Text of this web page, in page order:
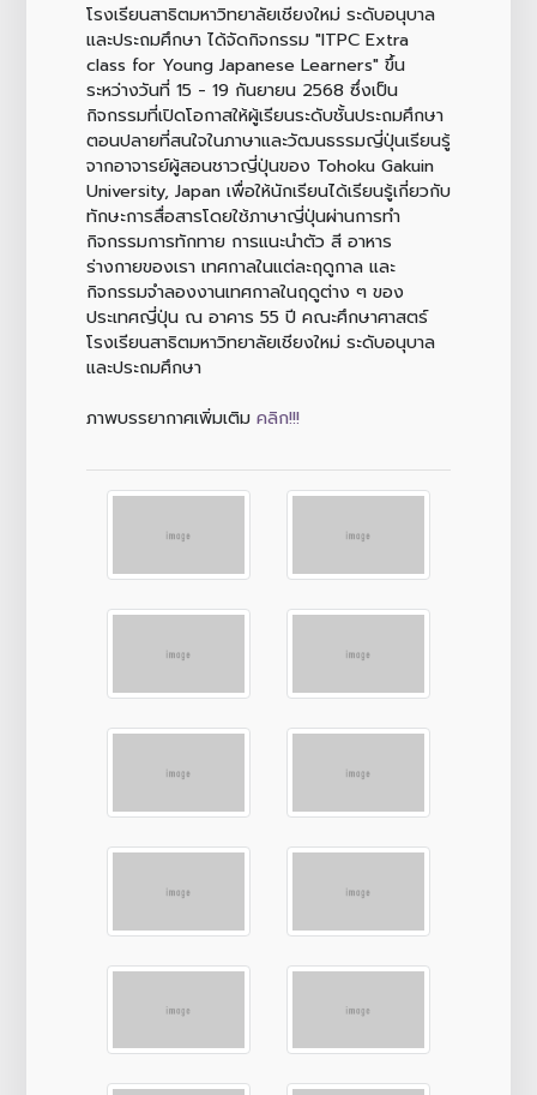
โรงเรียนสาธิตมหาวิทยาลัยเชียงใหม่ ระดับอนุบาล
และประถมศึกษา ได้จัดกิจกรรม "ITPC Extra
class for Young Japanese Learners" ขึ้น
ระหว่างวันที่ 15 - 19 กันยายน 2568 ซึ่งเป็น
กิจกรรมที่เปิดโอกาสให้ผู้เรียนระดับชั้นประถมศึกษา
ตอนปลายที่สนใจในภาษาและวัฒนธรรมญี่ปุ่นเรียนรู้
จากอาจารย์ผู้สอนชาวญี่ปุ่นของ Tohoku Gakuin
University, Japan เพื่อให้นักเรียนได้เรียนรู้เกี่ยวกับ
ทักษะการสื่อสารโดยใช้ภาษาญี่ปุ่นผ่านการทำ
กิจกรรมการทักทาย การแนะนำตัว สี อาหาร
ร่างกายของเรา เทศกาลในแต่ละฤดูกาล และ
กิจกรรมจำลองงานเทศกาลในฤดูต่าง ๆ ของ
ประเทศญี่ปุ่น ณ อาคาร 55 ปี คณะศึกษาศาสตร์
โรงเรียนสาธิตมหาวิทยาลัยเชียงใหม่ ระดับอนุบาล
และประถมศึกษา
ภาพบรรยากาศเพิ่มเติม คลิก!!!